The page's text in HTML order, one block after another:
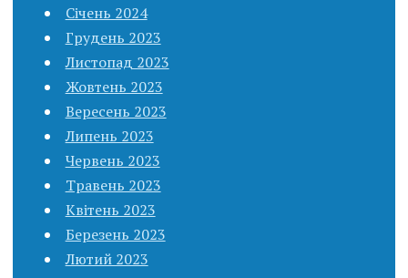
Січень 2024
Грудень 2023
Листопад 2023
Жовтень 2023
Вересень 2023
Липень 2023
Червень 2023
Травень 2023
Квітень 2023
Березень 2023
Лютий 2023